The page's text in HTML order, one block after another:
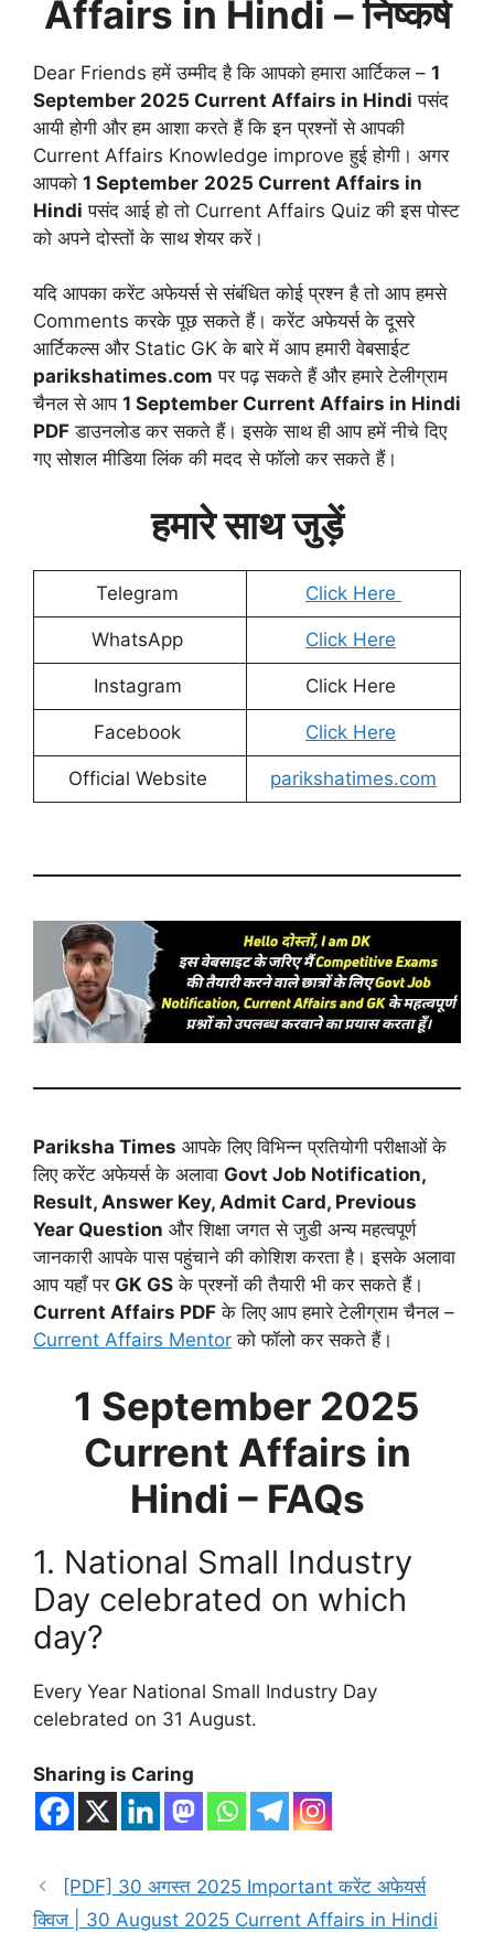
Affairs in Hindi – निष्कर्ष
Dear Friends हमें उम्मीद है कि आपको हमारा आर्टिकल – 1
September 2025 Current Affairs in Hindi पसंद
आयी होगी और हम आशा करते हैं कि इन प्रश्नों से आपकी
Current Affairs Knowledge improve हुई होगी। अगर
आपको 1 September 2025 Current Affairs in
Hindi पसंद आई हो तो Current Affairs Quiz की इस पोस्ट
को अपने दोस्तों के साथ शेयर करें।
यदि आपका करेंट अफेयर्स से संबंधित कोई प्रश्न है तो आप हमसे
Comments करके पूछ सकते हैं। करेंट अफेयर्स के दूसरे
आर्टिकल्स और Static GK के बारे में आप हमारी वेबसाईट
parikshatimes.com पर पढ़ सकते हैं और हमारे टेलीग्राम
चैनल से आप 1 September Current Affairs in Hindi
PDF डाउनलोड कर सकते हैं। इसके साथ ही आप हमें नीचे दिए
गए सोशल मीडिया लिंक की मदद से फॉलो कर सकते हैं।
हमारे साथ जुड़ें
Telegram Click Here
WhatsApp Click Here
Instagram Click Here
Facebook Click Here
Official Website parikshatimes.com
Pariksha Times आपके लिए विभिन्न प्रतियोगी परीक्षाओं के
लिए करेंट अफेयर्स के अलावा Govt Job Notification,
Result, Answer Key, Admit Card, Previous
Year Question और शिक्षा जगत से जुडी अन्य महत्वपूर्ण
जानकारी आपके पास पहुंचाने की कोशिश करता है। इसके अलावा
आप यहाँ पर GK GS के प्रश्नों की तैयारी भी कर सकते हैं।
Current Affairs PDF के लिए आप हमारे टेलीग्राम चैनल –
Current Affairs Mentor को फॉलो कर सकते हैं।
1 September 2025
Current Affairs in
Hindi – FAQs
1. National Small Industry
Day celebrated on which
day?
Every Year National Small Industry Day
celebrated on 31 August.
Sharing is Caring
[PDF] 30 अगस्त 2025 Important करेंट अफेयर्स
क्विज | 30 August 2025 Current Affairs in Hindi